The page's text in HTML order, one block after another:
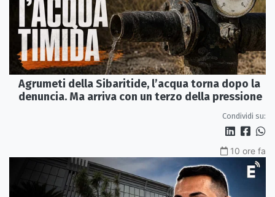
Agrumeti della Sibaritide, l’acqua torna dopo la
denuncia. Ma arriva con un terzo della pressione
Condividi su:
10 ore fa